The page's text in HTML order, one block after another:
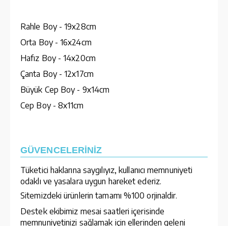
Rahle Boy - 19x28cm
Orta Boy - 16x24cm
Hafız Boy - 14x20cm
Çanta Boy - 12x17cm
Büyük Cep Boy - 9x14cm
Cep Boy - 8x11cm
GÜVENCELERİNİZ
Tüketici haklarına saygılıyız, kullanıcı memnuniyeti
odaklı ve yasalara uygun hareket ederiz.
Sitemizdeki ürünlerin tamamı %100 orjinaldir.
Destek ekibimiz mesai saatleri içerisinde
memnuniyetinizi sağlamak için ellerinden geleni